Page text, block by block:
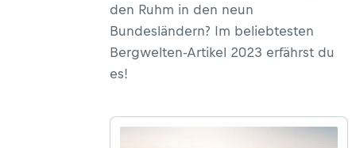
den Ruhm in den neun
Bundesländern? Im beliebtesten
Bergwelten-Artikel 2023 erfährst du
es!